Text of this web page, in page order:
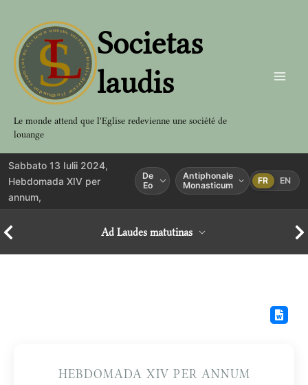
contenu
Societas
laudis
Le monde attend que l'Eglise redevienne une société de
louange
Sabbato 13 Iulii 2024,
Hebdomada XIV per
annum,
De
Eo
Antiphonale
Monasticum
FR EN
Ad Laudes matutinas
HEBDOMADA XIV PER ANNUM